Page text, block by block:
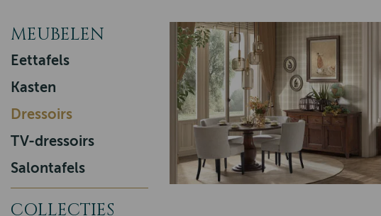
MEUBELEN
Eettafels
Kasten
Dressoirs
TV-dressoirs
Salontafels
COLLECTIES